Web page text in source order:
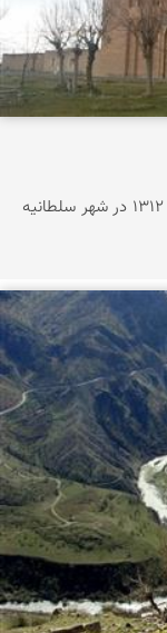
گنبد سلطانیه مقبرهٔ اُلجایتو است که در ۱۳۰۲ تا ۱۳۱۲ در شهر سلطانیه